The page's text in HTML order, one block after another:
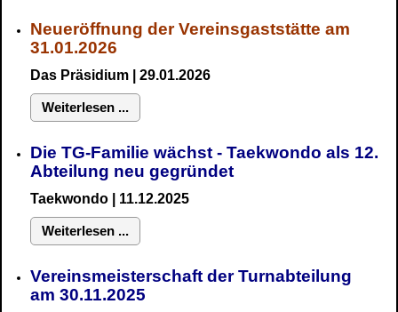
Neueröffnung der Vereinsgaststätte am
31.01.2026
Das Präsidium | 29.01.2026
Weiterlesen ...
Die TG-Familie wächst - Taekwondo als 12.
Abteilung neu gegründet
Taekwondo | 11.12.2025
Weiterlesen ...
Vereinsmeisterschaft der Turnabteilung
am 30.11.2025